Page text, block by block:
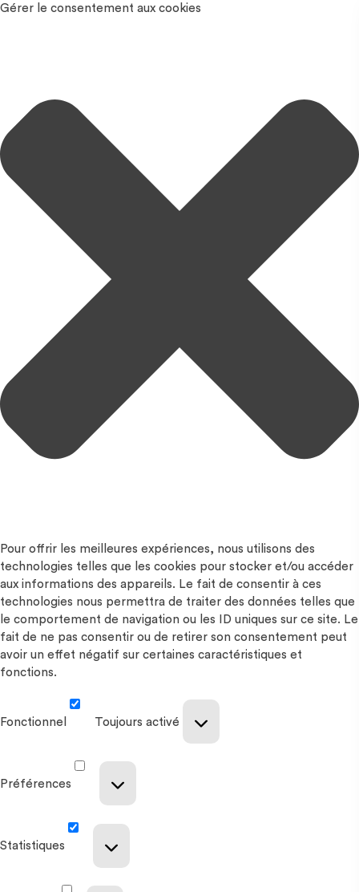
Gérer le consentement aux cookies
Pour offrir les meilleures expériences, nous utilisons des
technologies telles que les cookies pour stocker et/ou accéder
aux informations des appareils. Le fait de consentir à ces
technologies nous permettra de traiter des données telles que
le comportement de navigation ou les ID uniques sur ce site. Le
fait de ne pas consentir ou de retirer son consentement peut
avoir un effet négatif sur certaines caractéristiques et
fonctions.
Fonctionnel Toujours activé
Préférences
Statistiques